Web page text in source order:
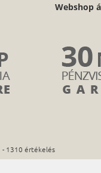
Webshop
- 1310 értékelés